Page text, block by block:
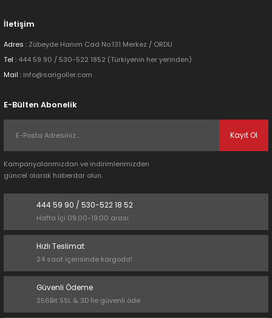
İletişim
Adres : Zübeyde Hanım Cad No:131 Merkez / ORDU
Tel : 444 59 90 / 530-522 1852 (Türkiyenin her yerinden)
Mail : info@sarigoller.com
E-Bülten Abonelik
Kayıt Ol
Kampanyalarımızdan ve indirimlerimizden
güncel olarak haberdar olun.
444 59 90 / 530-522 18 52
Hafta İçi 09.00-19:00 arası
Hızlı Teslimat
24 saat içerisinde kargoda!
Güvenli Ödeme
256Bit SSL & 3D İle güvenli öde